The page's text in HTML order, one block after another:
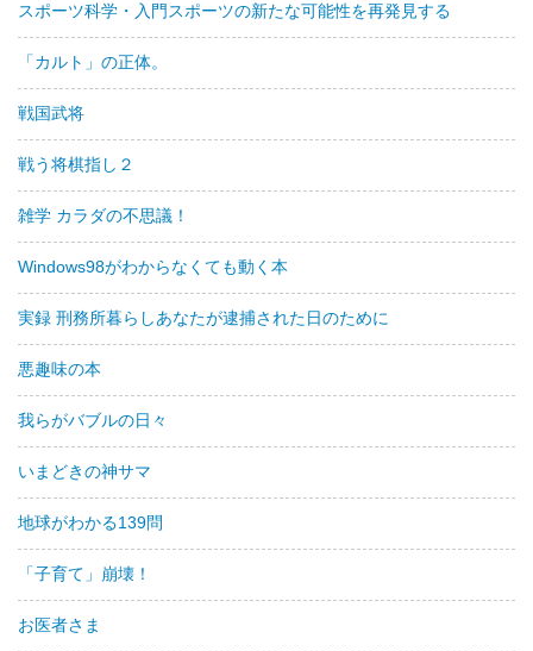
スポーツ科学・入門スポーツの新たな可能性を再発見する
「カルト」の正体。
戦国武将
戦う将棋指し２
雑学 カラダの不思議！
Windows98がわからなくても動く本
実録 刑務所暮らしあなたが逮捕された日のために
悪趣味の本
我らがバブルの日々
いまどきの神サマ
地球がわかる139問
「子育て」崩壊！
お医者さま